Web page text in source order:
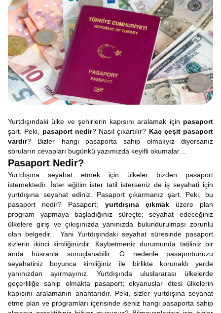
Yurtdışındaki ülke ve şehirlerin kapısını aralamak için pasaport
şart. Peki, pasaport nedir? Nasıl çıkartılır? Kaç çeşit pasaport
vardır? Bizler hangi pasaporta sahip olmalıyız diyorsanız
soruların cevapları bugünkü yazımızda keyifli okumalar…
Pasaport Nedir?
Yurtdışına seyahat etmek için ülkeler bizden pasaport
istemektedir. İster eğitim ister tatil isterseniz de iş seyahati için
yurtdışına seyahat ediniz. Pasaport çıkarmanız şart. Peki, bu
pasaport nedir? Pasaport; yurtdışına çıkmaküzere plan
program yapmaya başladığınız süreçte; seyahat edeceğiniz
ülkelere giriş ve çıkışınızda yanınızda bulundurulması zorunlu
olan belgedir. Yani Yurtdışındaki seyahat süresinde pasaport
sizlerin ikinci kimliğinizdir. Kaybetmeniz durumunda tatiliniz bir
anda hüsranla sonuçlanabilir. O nedenle pasaportunuzu
seyahatiniz boyunca kimliğiniz ile birlikte korunaklı yerde
yanınızdan ayırmayınız. Yurtdışında uluslararası ülkelerde
geçerliliğe sahip olmakta pasaport; okyanuslar ötesi ülkelerin
kapısını aralamanın anahtarıdır. Peki, sizler yurtdışına seyahat
etme plan ve programları içerisinde iseniz hangi pasaporta sahip